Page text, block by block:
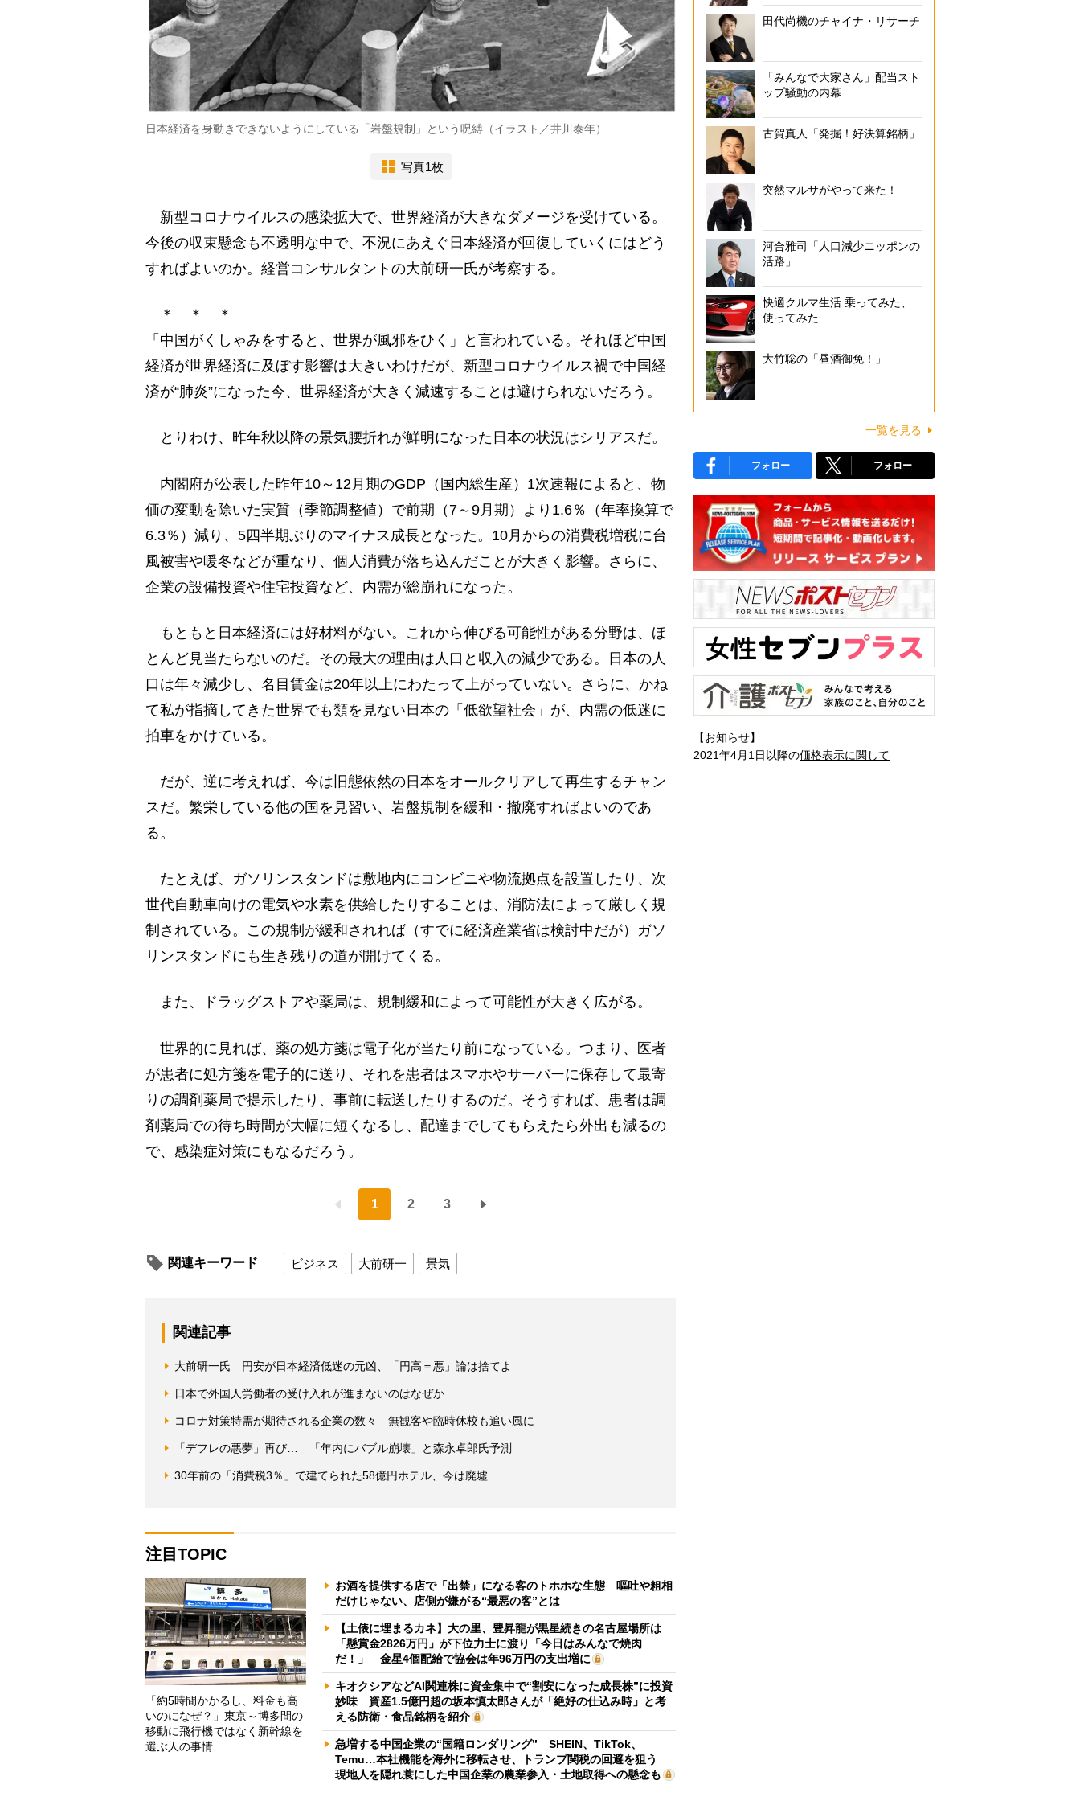
日本経済を身動きできないようにしている「岩盤規制」という呪縛（イラスト／井川泰年）
写真1枚
新型コロナウイルスの感染拡大で、世界経済が大きなダメージを受けている。
今後の収束懸念も不透明な中で、不況にあえぐ日本経済が回復していくにはどう
すればよいのか。経営コンサルタントの大前研一氏が考察する。
＊ ＊ ＊
「中国がくしゃみをすると、世界が風邪をひく」と言われている。それほど中国
経済が世界経済に及ぼす影響は大きいわけだが、新型コロナウイルス禍で中国経
済が“肺炎”になった今、世界経済が大きく減速することは避けられないだろう。
とりわけ、昨年秋以降の景気腰折れが鮮明になった日本の状況はシリアスだ。
内閣府が公表した昨年10～12月期のGDP（国内総生産）1次速報によると、物
価の変動を除いた実質（季節調整値）で前期（7～9月期）より1.6％（年率換算で
6.3％）減り、5四半期ぶりのマイナス成長となった。10月からの消費税増税に台
風被害や暖冬などが重なり、個人消費が落ち込んだことが大きく影響。さらに、
企業の設備投資や住宅投資など、内需が総崩れになった。
もともと日本経済には好材料がない。これから伸びる可能性がある分野は、ほ
とんど見当たらないのだ。その最大の理由は人口と収入の減少である。日本の人
口は年々減少し、名目賃金は20年以上にわたって上がっていない。さらに、かね
て私が指摘してきた世界でも類を見ない日本の「低欲望社会」が、内需の低迷に
拍車をかけている。
だが、逆に考えれば、今は旧態依然の日本をオールクリアして再生するチャン
スだ。繁栄している他の国を見習い、岩盤規制を緩和・撤廃すればよいのであ
る。
たとえば、ガソリンスタンドは敷地内にコンビニや物流拠点を設置したり、次
世代自動車向けの電気や水素を供給したりすることは、消防法によって厳しく規
制されている。この規制が緩和されれば（すでに経済産業省は検討中だが）ガソ
リンスタンドにも生き残りの道が開けてくる。
また、ドラッグストアや薬局は、規制緩和によって可能性が大きく広がる。
世界的に見れば、薬の処方箋は電子化が当たり前になっている。つまり、医者
が患者に処方箋を電子的に送り、それを患者はスマホやサーバーに保存して最寄
りの調剤薬局で提示したり、事前に転送したりするのだ。そうすれば、患者は調
剤薬局での待ち時間が大幅に短くなるし、配達までしてもらえたら外出も減るの
で、感染症対策にもなるだろう。
1 2 3
関連キーワード ビジネス 大前研一 景気
関連記事
大前研一氏 円安が日本経済低迷の元凶、「円高＝悪」論は捨てよ
日本で外国人労働者の受け入れが進まないのはなぜか
コロナ対策特需が期待される企業の数々 無観客や臨時休校も追い風に
「デフレの悪夢」再び… 「年内にバブル崩壊」と森永卓郎氏予測
30年前の「消費税3％」で建てられた58億円ホテル、今は廃墟
注目TOPIC
「約5時間かかるし、料金も高
いのになぜ？」東京～博多間の
移動に飛行機ではなく新幹線を
選ぶ人の事情
お酒を提供する店で「出禁」になる客のトホホな生態 嘔吐や粗相
だけじゃない、店側が嫌がる“最悪の客”とは
【土俵に埋まるカネ】大の里、豊昇龍が黒星続きの名古屋場所は
「懸賞金2826万円」が下位力士に渡り「今日はみんなで焼肉
だ！」 金星4個配給で協会は年96万円の支出増に
キオクシアなどAI関連株に資金集中で“割安になった成長株”に投資
妙味 資産1.5億円超の坂本慎太郎さんが「絶好の仕込み時」と考
える防衛・食品銘柄を紹介
急増する中国企業の“国籍ロンダリング” SHEIN、TikTok、
Temu…本社機能を海外に移転させ、トランプ関税の回避を狙う
現地人を隠れ蓑にした中国企業の農業参入・土地取得への懸念も
田代尚機のチャイナ・リサーチ
「みんなで大家さん」配当スト
ップ騒動の内幕
古賀真人「発掘！好決算銘柄」
突然マルサがやって来た！
河合雅司「人口減少ニッポンの
活路」
快適クルマ生活 乗ってみた、
使ってみた
大竹聡の「昼酒御免！」
一覧を見る
フォロー フォロー
【お知らせ】
2021年4月1日以降の価格表示に関して